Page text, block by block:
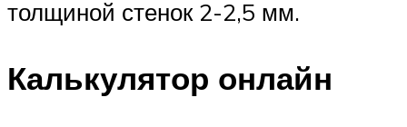
толщиной стенок 2-2,5 мм.
Калькулятор онлайн